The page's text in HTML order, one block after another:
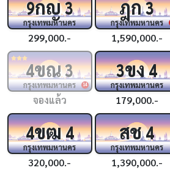
9กญ3
กรุงเทพมหานคร
299,000.-
ฎก3
กรุงเทพมหานคร
1,590,000.-
14
4ขณ3
กรุงเทพมหานคร
จองแล้ว
3ขง4
กรุงเทพมหานคร
179,000.-
4ขฒ4
กรุงเทพมหานคร
320,000.-
สช4
กรุงเทพมหานคร
1,390,000.-